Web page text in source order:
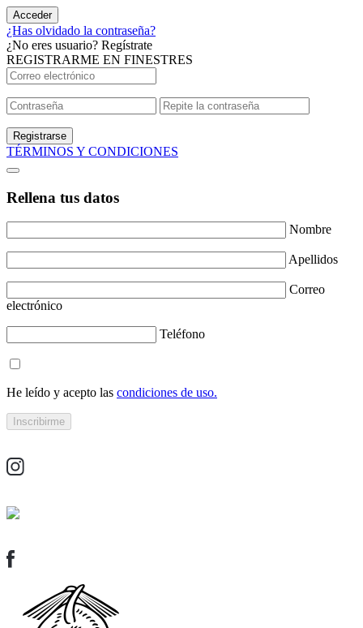
Acceder
¿Has olvidado la contraseña?
¿No eres usuario? Regístrate
REGISTRARME EN FINESTRES
Registrarse
TÉRMINOS Y CONDICIONES
Rellena tus datos
Nombre
Apellidos
Correo
electrónico
Teléfono
He leído y acepto las condiciones de uso.